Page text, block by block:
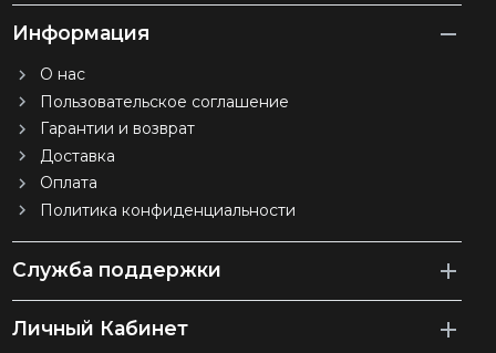
Информация
О нас
Пользовательское соглашение
Гарантии и возврат
Доставка
Оплата
Политика конфиденциальности
Служба поддержки
Личный Кабинет